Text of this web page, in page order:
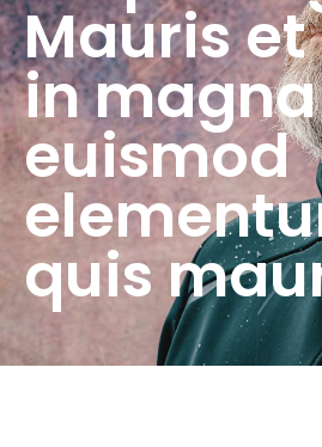
Mauris
in magna
euismod
quis